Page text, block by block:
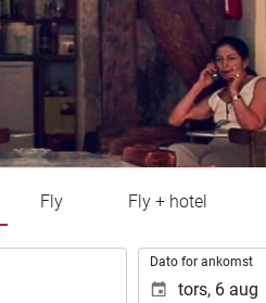
Fly Fly + hotel
Dato for ankomst